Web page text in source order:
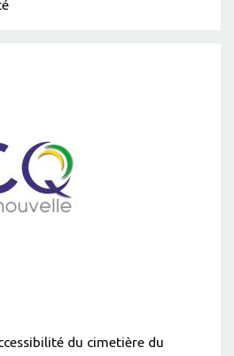
du cimetière du